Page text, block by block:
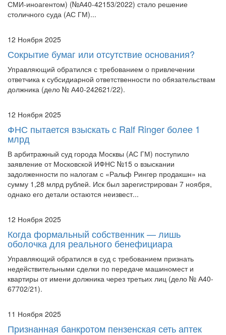
столичного суда (АС ГМ)...
Сокрытие бумаг или отсутствие основания?
Управляющий обратился с требованием о привлечении
ответчика к субсидиарной ответственности по обязательствам
должника (дело № А40-242621/22).
ФНС пытается взыскать с Ralf Ringer более 1
млрд
В арбитражный суд города Москвы (АС ГМ) поступило
заявление от Московской ИФНС №15 о взыскании
задолженности по налогам с «Ральф Рингер продакшн» на
сумму 1,28 млрд рублей. Иск был зарегистрирован 7 ноября,
однако его детали остаются неизвест...
Когда формальный собственник — лишь
оболочка для реального бенефициара
Управляющий обратился в суд с требованием признать
недействительными сделки по передаче машиномест и
квартиры от имени должника через третьих лиц (дело № А40-
67702/21).
Признанная банкротом пензенская сеть аптек
семьи Шпигель оценена в 1,1 млрд